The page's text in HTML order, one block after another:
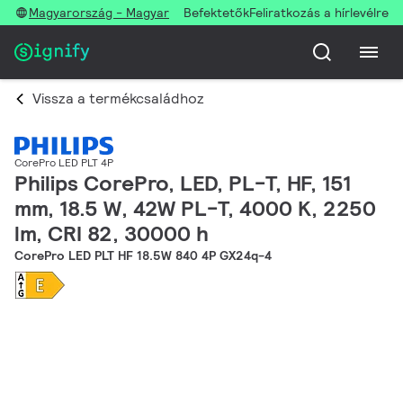
Magyarország - Magyar BefektetőkFeliratkozás a hírlevélre
Vissza a termékcsaládhoz
CorePro LED PLT 4P
Philips CorePro, LED, PL-T, HF, 151
mm, 18.5 W, 42W PL-T, 4000 K, 2250
lm, CRI 82, 30000 h
CorePro LED PLT HF 18.5W 840 4P GX24q-4